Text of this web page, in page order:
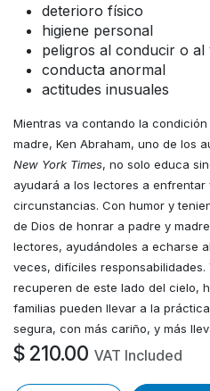
deterioro físico
higiene personal
peligros al conducir o al
conducta anormal
actitudes inusuales
Mientras va contando la
madre, Ken Abraham, uno de los
New York Times, no solo educa
ayudará a los lectores a enfrentar
circunstancias. Con humor y
de Dios de honrar a padre y
lectores, ayudándoles a echarse
veces, difíciles
recuperen de este lado del cielo,
familias pueden llevar a la
segura, con más cariño, y más
$ 210.00 VAT Included